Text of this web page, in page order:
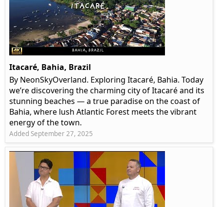
Itacaré, Bahia, Brazil
By NeonSkyOverland. Exploring Itacaré, Bahia. Today
we’re discovering the charming city of Itacaré and its
stunning beaches — a true paradise on the coast of
Bahia, where lush Atlantic Forest meets the vibrant
energy of the town.
Added September 27, 2025